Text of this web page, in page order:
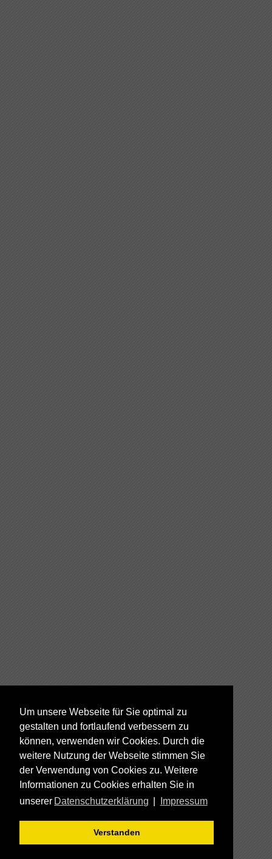
Um unsere Webseite für Sie optimal zu
gestalten und fortlaufend verbessern zu
können, verwenden wir Cookies. Durch die
weitere Nutzung der Webseite stimmen Sie
der Verwendung von Cookies zu. Weitere
Informationen zu Cookies erhalten Sie in
unserer Datenschutzerklärung Impressum
Verstanden